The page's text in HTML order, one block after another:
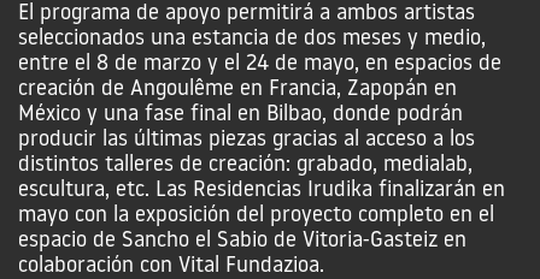
El programa de apoyo permitirá a ambos artistas
seleccionados una estancia de dos meses y medio,
entre el 8 de marzo y el 24 de mayo, en espacios de
creación de Angoulême en Francia, Zapopán en
México y una fase final en Bilbao, donde podrán
producir las últimas piezas gracias al acceso a los
distintos talleres de creación: grabado, medialab,
escultura, etc. Las Residencias Irudika finalizarán en
mayo con la exposición del proyecto completo en el
espacio de Sancho el Sabio de Vitoria-Gasteiz en
colaboración con Vital Fundazioa.